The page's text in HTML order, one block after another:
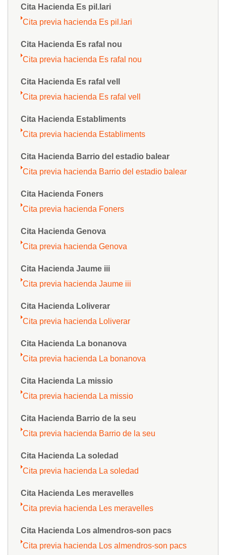
Cita Hacienda Es pil.lari
Cita previa hacienda Es pil.lari
Cita Hacienda Es rafal nou
Cita previa hacienda Es rafal nou
Cita Hacienda Es rafal vell
Cita previa hacienda Es rafal vell
Cita Hacienda Establiments
Cita previa hacienda Establiments
Cita Hacienda Barrio del estadio balear
Cita previa hacienda Barrio del estadio balear
Cita Hacienda Foners
Cita previa hacienda Foners
Cita Hacienda Genova
Cita previa hacienda Genova
Cita Hacienda Jaume iii
Cita previa hacienda Jaume iii
Cita Hacienda Loliverar
Cita previa hacienda Loliverar
Cita Hacienda La bonanova
Cita previa hacienda La bonanova
Cita Hacienda La missio
Cita previa hacienda La missio
Cita Hacienda Barrio de la seu
Cita previa hacienda Barrio de la seu
Cita Hacienda La soledad
Cita previa hacienda La soledad
Cita Hacienda Les meravelles
Cita previa hacienda Les meravelles
Cita Hacienda Los almendros-son pacs
Cita previa hacienda Los almendros-son pacs